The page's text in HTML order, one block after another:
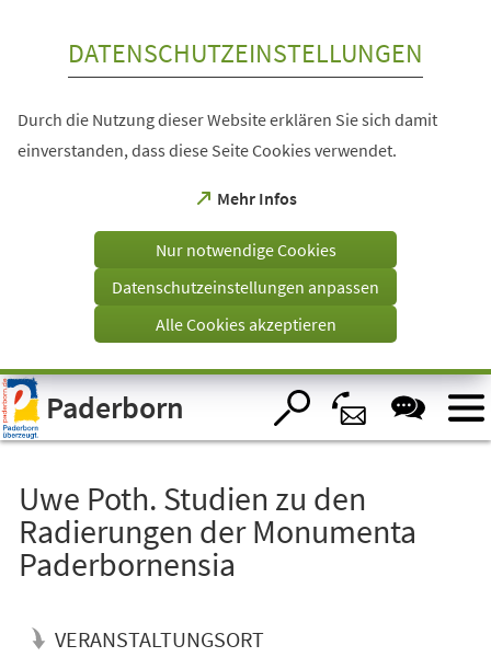
Visuelle
Assistenzsoftware
öffnen.
DATENSCHUTZEINSTELLUNGEN
Durch die Nutzung dieser Website erklären Sie sich damit
einverstanden, dass diese Seite Cookies verwendet.
Mehr Infos
(Öffnet
einem
Tab)
Nur notwendige Cookies
Datenschutzeinstellungen anpassen
Alle Cookies akzeptieren
Paderborn
Uwe Poth. Studien zu den
Radierungen der Monumenta
Paderbornensia
VERANSTALTUNGSORT